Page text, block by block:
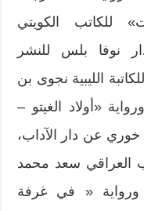
للكاتب الكويتي
نوفا بلس للنشر
الليبية نجوى بن
«أولاد الغيتو –
خوري عن دار الآداب،
العراقي سعد محمد
« في غرفة